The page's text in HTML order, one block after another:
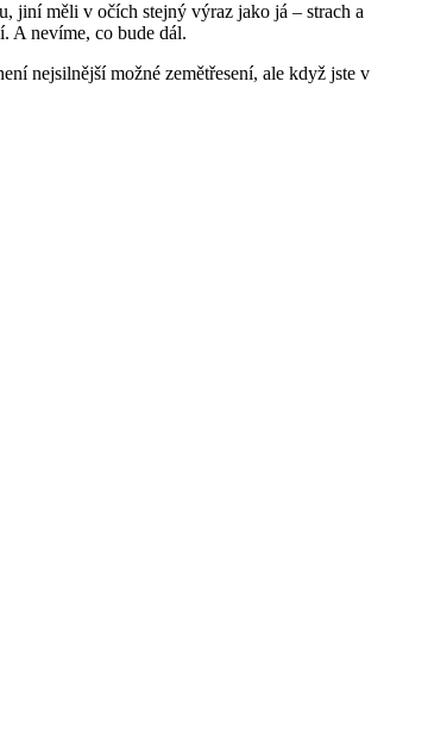
jiní měli v očích stejný výraz jako já – strach a
A nevíme, co bude dál.
nejsilnější možné zemětřesení, ale když jste v